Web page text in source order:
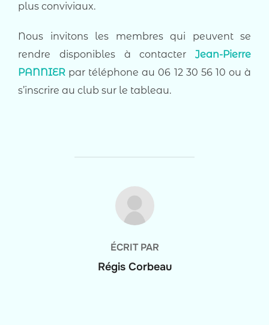
plus conviviaux.
Nous invitons les membres qui peuvent se
rendre disponibles à contacter Jean-Pierre
PANNIER par téléphone au 06 12 30 56 10 ou à
s’inscrire au club sur le tableau.
AUTEUR DE LA PUBLICATION
ÉCRIT PAR
Régis Corbeau